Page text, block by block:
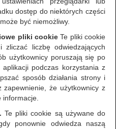
dostęp do niektórych części
być niemożliwy.
pliki cookie Te pliki cookie
zliczać liczbę odwiedzających
użytkownicy poruszają się po
podczas korzystania z
sposób działania strony i
zapewnienie, że użytkownicy z
informacje.
Te pliki cookie są używane do
ponownie odwiedza naszą